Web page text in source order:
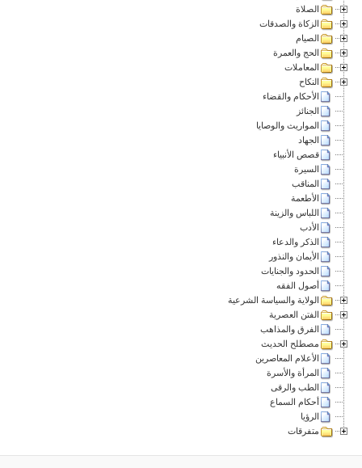
الصلاة
الزكاة والصدقات
الصيام
الحج والعمرة
المعاملات
النكاح
الأحكام والقضاء
الجنائز
المواريث والوصايا
الجهاد
قصص الأنبياء
السيرة
المناقب
الأطعمة
اللباس والزينة
الأدب
الذكر والدعاء
الأيمان والنذور
الحدود والجنايات
أصول الفقه
الولاية والسياسة الشرعية
الفتن العصرية
الفرق والمذاهب
مصطلح الحديث
الأعلام المعاصرين
المرأة والأسرة
الطب والرقى
أحكام السماع
الرؤيا
متفرقات